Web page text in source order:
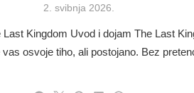
Posted
2. svibnja 2026.
Kingdom Uvod i dojam The Last
vas osvoje tiho, ali postojano. Bez